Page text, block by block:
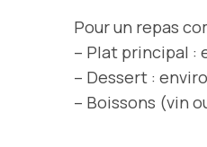
Pour un repas
– Plat principal :
– Dessert :
– Boissons (vin